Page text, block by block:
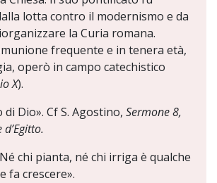
lotta contro il modernismo e da
la Curia romana.
frequente e in tenera età,
operò in campo catechistico
X).
di Dio». Cf S. Agostino, Sermone 8,
chi pianta, né chi irriga è qualche
fa crescere».